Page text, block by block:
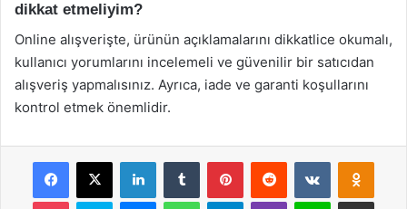
dikkat etmeliyim?
Online alışverişte, ürünün açıklamalarını dikkatlice okumalı,
kullanıcı yorumlarını incelemeli ve güvenilir bir satıcıdan
alışveriş yapmalısınız. Ayrıca, iade ve garanti koşullarını
kontrol etmek önemlidir.
Facebook
X LinkedInTumblr PinterestReddit VKontakte
Pocket Skype MessengerWhatsAppTelegramViber Line E-Posta ile